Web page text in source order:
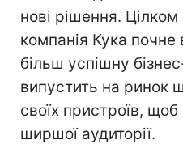
нові рішення.
компанія Кука
більш успішну
випустить на ринок
своїх пристроїв,
ширшої аудиторії.